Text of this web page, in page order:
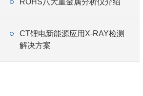
ROHS八大重金属分析仪介绍
CT锂电新能源应用X-RAY检测
解决方案